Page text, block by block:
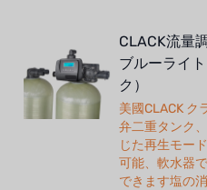
CLACK流量
ブルーライ
ク）
美國CLACK ク
弁二重タンク
じた再生モー
可能、軟水器
できます塩の